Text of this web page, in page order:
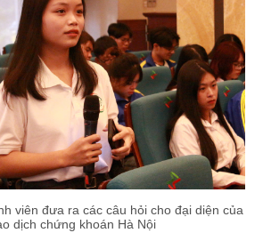
viên đưa ra các câu hỏi cho đại diện của
dịch chứng khoán Hà Nội